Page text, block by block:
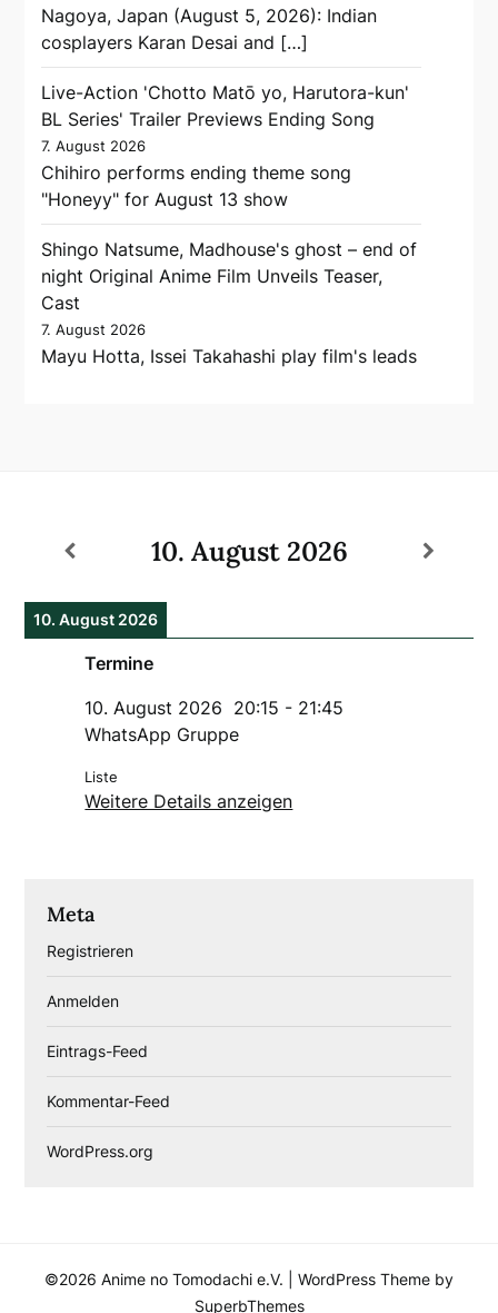
Nagoya, Japan (August 5, 2026): Indian
cosplayers Karan Desai and […]
Live-Action 'Chotto Matō yo, Harutora-kun'
BL Series' Trailer Previews Ending Song
7. August 2026
Chihiro performs ending theme song
"Honeyy" for August 13 show
Shingo Natsume, Madhouse's ghost – end of
night Original Anime Film Unveils Teaser,
Cast
7. August 2026
Mayu Hotta, Issei Takahashi play film's leads
10. August 2026
10. August 2026
Termine
10. August 2026 20:15 - 21:45
WhatsApp Gruppe
Liste
Weitere Details anzeigen
Meta
Registrieren
Anmelden
Eintrags-Feed
Kommentar-Feed
WordPress.org
©2026 Anime no Tomodachi e.V.
| WordPress Theme by
SuperbThemes